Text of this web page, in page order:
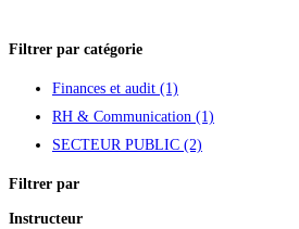
Filtrer par catégorie
Finances et audit (1)
RH & Communication (1)
SECTEUR PUBLIC (2)
Filtrer par
Instructeur